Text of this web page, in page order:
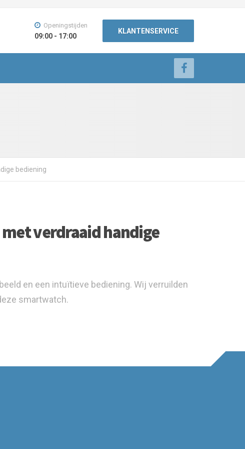
Openingstijden
09:00 - 17:00
KLANTENSERVICE
bediening
met verdraaid handige
en een intuïtieve bediening. Wij verruilden
smartwatch.